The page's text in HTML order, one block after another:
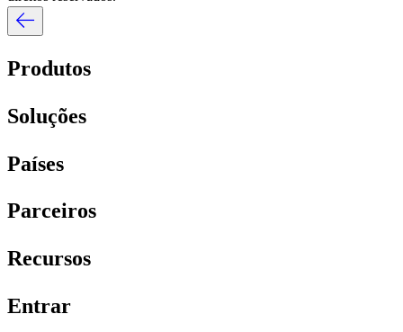
Produtos​​
Soluções​​
Países​​
Parceiros​​
Recursos​​
Entrar​​